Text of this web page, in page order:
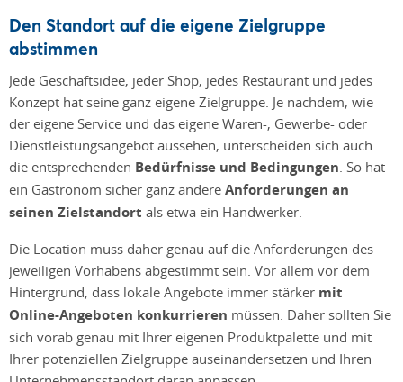
Den Standort auf die eigene Zielgruppe
abstimmen
Jede Geschäftsidee, jeder Shop, jedes Restaurant und jedes
Konzept hat seine ganz eigene Zielgruppe. Je nachdem, wie
der eigene Service und das eigene Waren-, Gewerbe- oder
Dienstleistungsangebot aussehen, unterscheiden sich auch
die entsprechenden Bedürfnisse und Bedingungen . So hat
ein Gastronom sicher ganz andere Anforderungen an
seinen Zielstandort als etwa ein Handwerker.
Die Location muss daher genau auf die Anforderungen des
jeweiligen Vorhabens abgestimmt sein. Vor allem vor dem
Hintergrund, dass lokale Angebote immer stärker mit
Online-Angeboten konkurrieren müssen. Daher sollten Sie
sich vorab genau mit Ihrer eigenen Produktpalette und mit
Ihrer potenziellen Zielgruppe auseinandersetzen und Ihren